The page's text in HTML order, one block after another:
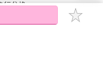
行兌換。
電子書僅能以金石堂專屬